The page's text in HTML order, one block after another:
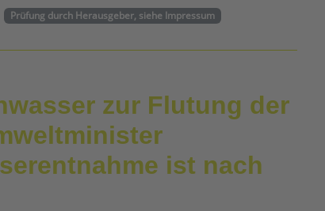
Prüfung durch Herausgeber, siehe Impressum
zur Flutung der
ist nach